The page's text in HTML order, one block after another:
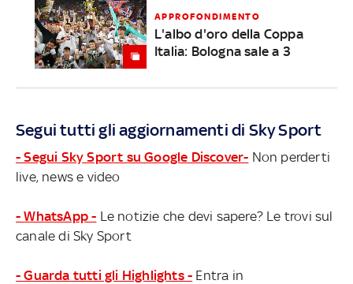
APPROFONDIMENTO
L'albo d'oro della Coppa
Italia: Bologna sale a 3
Segui tutti gli aggiornamenti di Sky Sport
- Segui Sky Sport su Google Discover- Non perderti
live, news e video
- WhatsApp - Le notizie che devi sapere? Le trovi sul
canale di Sky Sport
- Guarda tutti gli Highlights - Entra in